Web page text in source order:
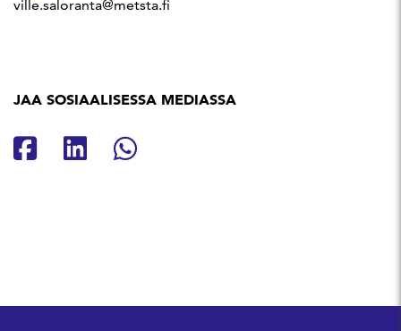
ville.saloranta@metsta.fi
JAA SOSIAALISESSA MEDIASSA
Jaa Facebookissa
Jaa Linkedinissä
Jaa Whatsappissa